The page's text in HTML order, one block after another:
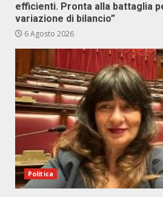
efficienti. Pronta alla battaglia
variazione di bilancio”
6 Agosto 2026
Politica